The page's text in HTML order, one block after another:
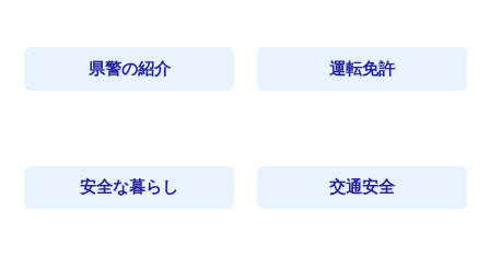
県警の紹介 運転免許
安全な暮らし 交通安全